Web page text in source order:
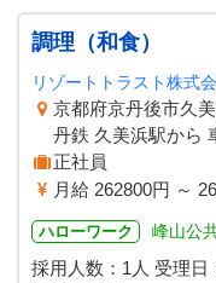
調理（和食）
リゾートトラスト株式
京都府京丹後市久
丹鉄 久美浜駅から
正社員
月給 262800円 ～
ハローワーク 峰山公
採用人数：1人 受理日